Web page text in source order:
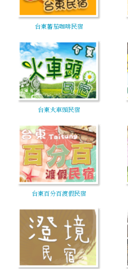
台東蕃茄咖啡民宿
台東火車頭民宿
台東百分百渡假民宿